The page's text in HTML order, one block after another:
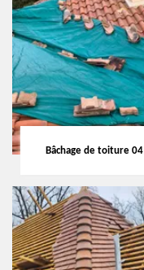
Bâchage de toiture 04